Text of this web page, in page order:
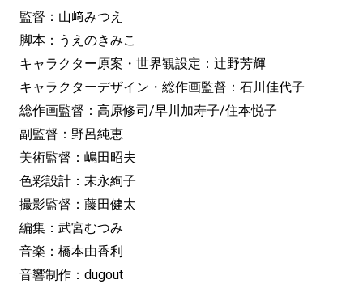
監督：山﨑みつえ
脚本：うえのきみこ
キャラクター原案・世界観設定：辻野芳輝
キャラクターデザイン・総作画監督：石川佳代子
総作画監督：高原修司/早川加寿子/住本悦子
副監督：野呂純恵
美術監督：嶋田昭夫
色彩設計：末永絢子
撮影監督：藤田健太
編集：武宮むつみ
音楽：橋本由香利
音響制作：dugout